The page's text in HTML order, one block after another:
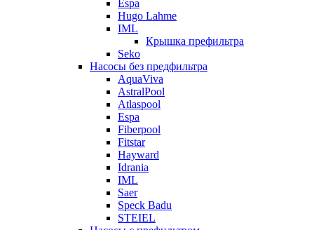
Espa
Hugo Lahme
IML
Крышка префильтра
Seko
Насосы без предфильтра
AquaViva
AstralPool
Atlaspool
Espa
Fiberpool
Fitstar
Hayward
Idrania
IML
Saer
Speck Badu
STEIEL